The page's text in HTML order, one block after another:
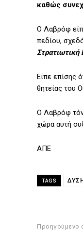
καθώς
Ο Λαβρόφ
πεδίου,
Στρατιωτική
Είπε επίσης
θητείας του
Ο Λαβρόφ
χώρα αυτή
ΑΠΕ
TAGS
Προηγούμενο